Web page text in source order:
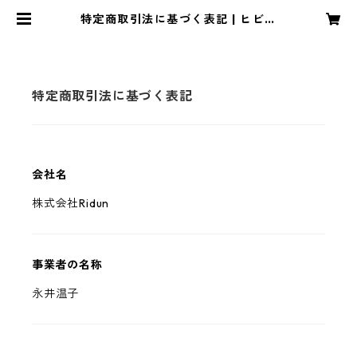
特定商取引法に基づく表記 | ヒビノ
特定商取引法に基づく表記
会社名
株式会社Ridun
事業者の名称
永井温子